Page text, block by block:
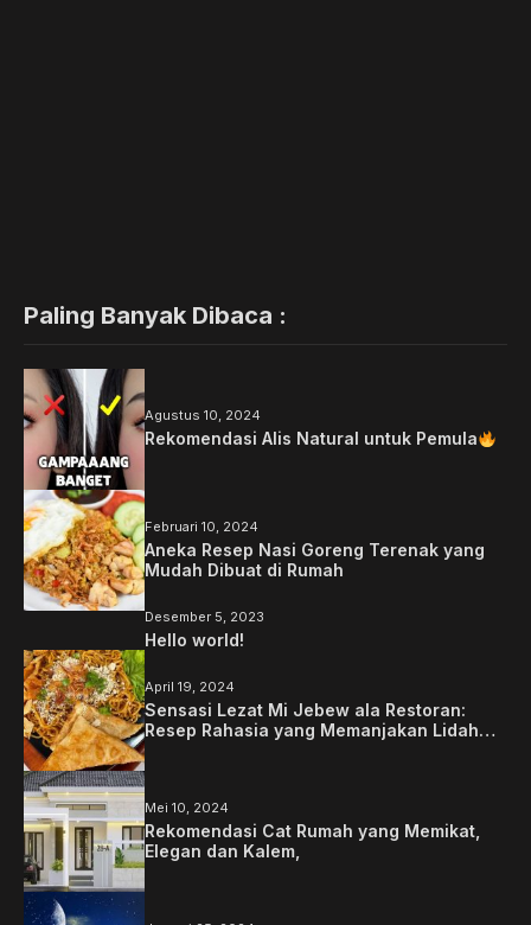
Paling Banyak Dibaca :
Agustus 10, 2024
Rekomendasi Alis Natural untuk Pemula
Februari 10, 2024
Aneka Resep Nasi Goreng Terenak yang
Mudah Dibuat di Rumah
Desember 5, 2023
Hello world!
April 19, 2024
Sensasi Lezat Mi Jebew ala Restoran:
Resep Rahasia yang Memanjakan Lidah
Mei 10, 2024
Rekomendasi Cat Rumah yang Memikat,
Elegan dan Kalem,